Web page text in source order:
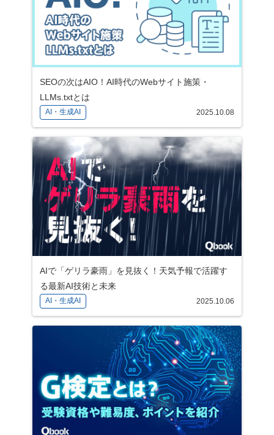
SEOの次はAIO！AI時代のWebサイト施策・
LLMs.txtとは
AI・生成AI 2025.10.08
AIで「ゲリラ豪雨」を見抜く！天気予報で活躍す
る最新AI技術と未来
AI・生成AI 2025.10.06